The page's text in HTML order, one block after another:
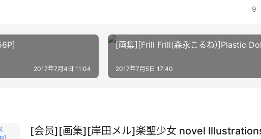
9
2017年7月4日 11:04
[画集][Frill Frill(森永こるね)]Plastic
2017年7月5日 17:40
[会员][画集][岸田メル]楽聖少女 novel